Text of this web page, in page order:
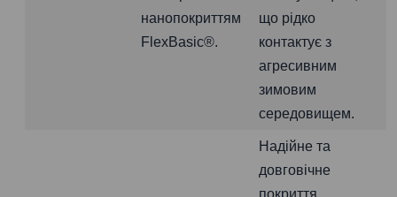
нанопокриттям
FlexBasic®.
що рідко
контактує з
агресивним
зимовим
середовищем.
Надійне та
довговічне
покриття.